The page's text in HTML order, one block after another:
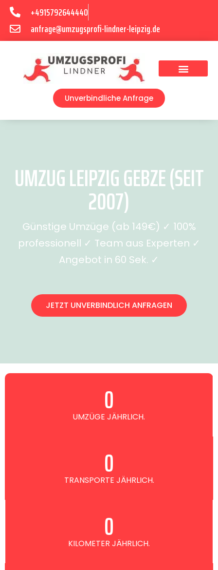
+4915792644440
anfrage@umzugsprofi-lindner-leipzig.de
Unverbindliche Anfrage
UMZUG LEIPZIG GEBZE (SEIT
2007)
Günstige Umzüge (ab 149€) ✓ 100%
professionell ✓ Team aus Experten ✓
Angebot in 60 Sek. ✓
JETZT UNVERBINDLICH ANFRAGEN
UMZÜGE JÄHRLICH.
0
TRANSPORTE JÄHRLICH.
0
KILOMETER JÄHRLICH.
0